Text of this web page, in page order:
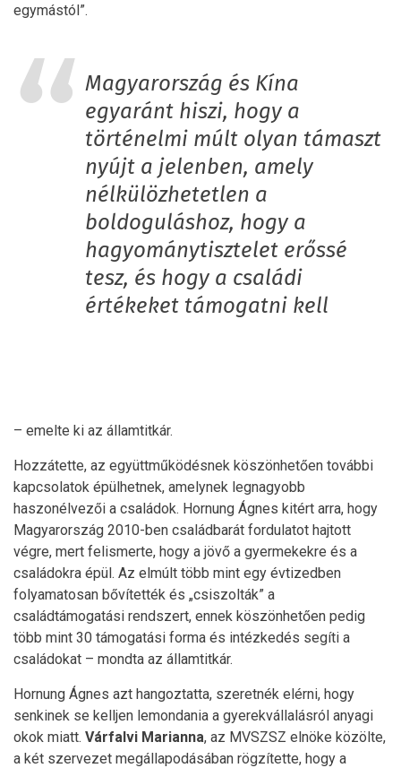
egymástól”.
Magyarország és Kína
egyaránt hiszi, hogy a
történelmi múlt olyan támaszt
nyújt a jelenben, amely
nélkülözhetetlen a
boldoguláshoz, hogy a
hagyománytisztelet erőssé
tesz, és hogy a családi
értékeket támogatni kell
– emelte ki az államtitkár.
Hozzátette, az együttműködésnek köszönhetően további
kapcsolatok épülhetnek, amelynek legnagyobb
haszonélvezői a családok. Hornung Ágnes kitért arra, hogy
Magyarország 2010-ben családbarát fordulatot hajtott
végre, mert felismerte, hogy a jövő a gyermekekre és a
családokra épül. Az elmúlt több mint egy évtizedben
folyamatosan bővítették és „csiszolták” a
családtámogatási rendszert, ennek köszönhetően pedig
több mint 30 támogatási forma és intézkedés segíti a
családokat – mondta az államtitkár.
Hornung Ágnes azt hangoztatta, szeretnék elérni, hogy
senkinek se kelljen lemondania a gyerekvállalásról anyagi
okok miatt. Várfalvi Marianna, az MVSZSZ elnöke közölte,
a két szervezet megállapodásában rögzítette, hogy a